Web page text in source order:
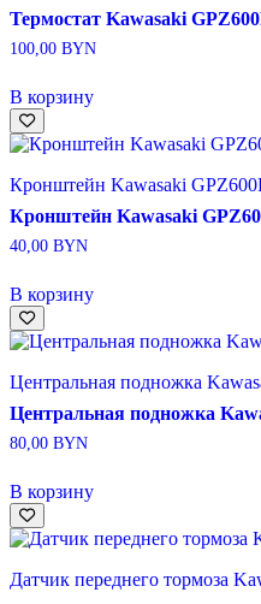
Термостат Kawasaki
100,00 BYN
В корзину
Кронштейн Kawasaki
Кронштейн Kawasaki
40,00 BYN
В корзину
Центральная подножка
Центральная подножка
80,00 BYN
В корзину
Датчик переднего тормоза